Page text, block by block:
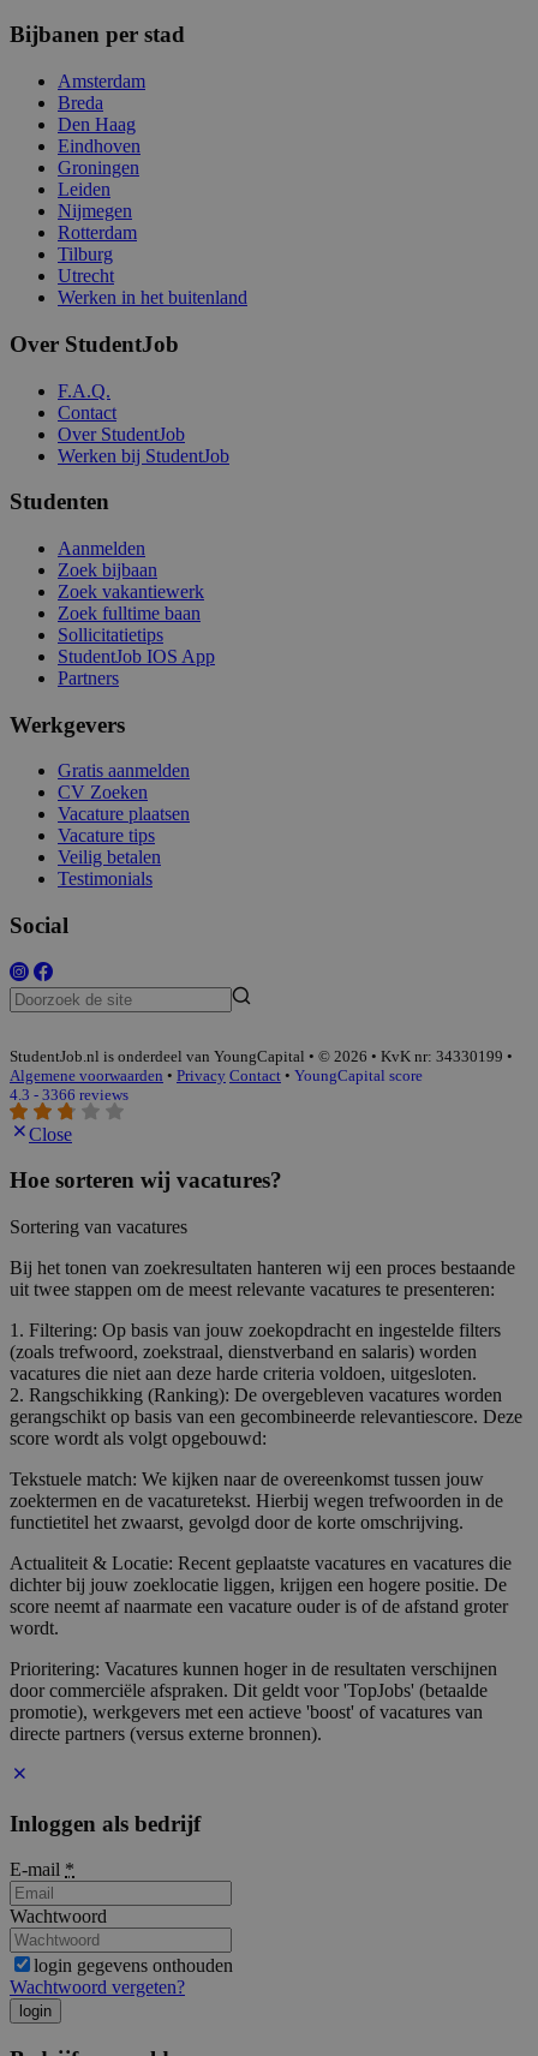
Bijbanen per stad
Amsterdam
Breda
Den Haag
Eindhoven
Groningen
Leiden
Nijmegen
Rotterdam
Tilburg
Utrecht
Werken in het buitenland
Over StudentJob
F.A.Q.
Contact
Over StudentJob
Werken bij StudentJob
Studenten
Aanmelden
Zoek bijbaan
Zoek vakantiewerk
Zoek fulltime baan
Sollicitatietips
StudentJob IOS App
Partners
Werkgevers
Gratis aanmelden
CV Zoeken
Vacature plaatsen
Vacature tips
Veilig betalen
Testimonials
Social
StudentJob.nl is onderdeel van YoungCapital • © 2026 • KvK nr: 34330199 •
Algemene voorwaarden • Privacy Contact • YoungCapital score
4.3 - 3366 reviews
Close
Hoe sorteren wij vacatures?
Sortering van vacatures
Bij het tonen van zoekresultaten hanteren wij een proces bestaande
uit twee stappen om de meest relevante vacatures te presenteren:
1. Filtering: Op basis van jouw zoekopdracht en ingestelde filters
(zoals trefwoord, zoekstraal, dienstverband en salaris) worden
vacatures die niet aan deze harde criteria voldoen, uitgesloten.
2. Rangschikking (Ranking): De overgebleven vacatures worden
gerangschikt op basis van een gecombineerde relevantiescore. Deze
score wordt als volgt opgebouwd:
Tekstuele match: We kijken naar de overeenkomst tussen jouw
zoektermen en de vacaturetekst. Hierbij wegen trefwoorden in de
functietitel het zwaarst, gevolgd door de korte omschrijving.
Actualiteit & Locatie: Recent geplaatste vacatures en vacatures die
dichter bij jouw zoeklocatie liggen, krijgen een hogere positie. De
score neemt af naarmate een vacature ouder is of de afstand groter
wordt.
Prioritering: Vacatures kunnen hoger in de resultaten verschijnen
door commerciële afspraken. Dit geldt voor 'TopJobs' (betaalde
promotie), werkgevers met een actieve 'boost' of vacatures van
directe partners (versus externe bronnen).
Inloggen als bedrijf
E-mail *
Wachtwoord
login gegevens onthouden
Wachtwoord vergeten?
login